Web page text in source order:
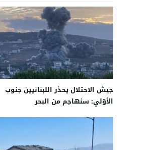
Next
جيش الاحتلال يحذر اللبنانيين جنوب
الأوّلي: سنهاجم من البحر